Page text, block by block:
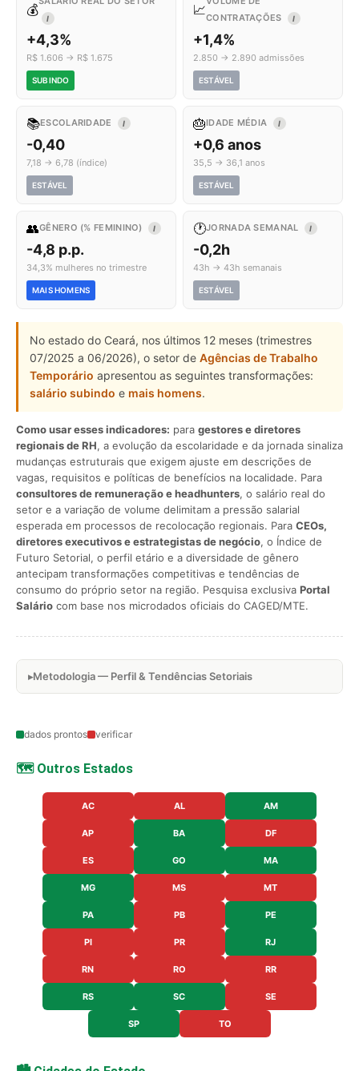
💰
I
+4,3%
R$ 1.606 → R$ 1.675
SUBINDO
📈CONTRATAÇÕES
I
+1,4%
2.850 → 2.890 admissões
ESTÁVEL
📚ESCOLARIDADE I
-0,40
7,18 → 6,78 (índice)
ESTÁVEL
🎂IDADE MÉDIA I
+0,6 anos
35,5 → 36,1 anos
ESTÁVEL
👥GÊNERO (% FEMININO) I
-4,8 p.p.
34,3% mulheres no trimestre
MAIS HOMENS
🕐JORNADA SEMANAL I
-0,2h
43h → 43h semanais
ESTÁVEL
No estado do Ceará, nos últimos 12 meses (trimestres
07/2025 a 06/2026), o setor de Agências de Trabalho
Temporário apresentou as seguintes transformações:
salário subindo e mais homens.
Como usar esses indicadores: para gestores e diretores
regionais de RH, a evolução da escolaridade e da jornada sinaliza
mudanças estruturais que exigem ajuste em descrições de
vagas, requisitos e políticas de benefícios na localidade. Para
consultores de remuneração e headhunters, o salário real do
setor e a variação de volume delimitam a pressão salarial
esperada em processos de recolocação regionais. Para CEOs,
diretores executivos e estrategistas de negócio, o Índice de
Futuro Setorial, o perfil etário e a diversidade de gênero
antecipam transformações competitivas e tendências de
consumo do próprio setor na região. Pesquisa exclusiva Portal
Salário com base nos microdados oficiais do CAGED/MTE.
Metodologia — Perfil & Tendências Setoriais
dados prontos verificar
🗺️ Outros Estados
AC AL AM
AP BA DF
ES GO MA
MG MS MT
PA PB PE
PI PR RJ
RN RO RR
RS SC SE
SP TO